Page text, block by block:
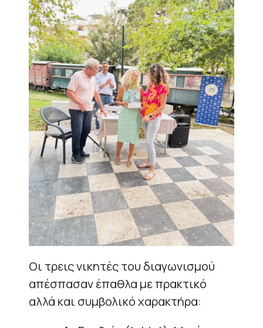
Οι τρεις νικητές του διαγωνισμού
απέσπασαν έπαθλα με πρακτικό
αλλά και συμβολικό χαρακτήρα: